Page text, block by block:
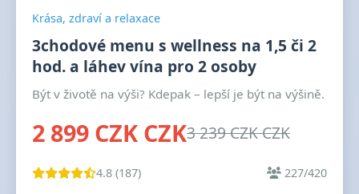
Krása, zdraví a relaxace
3chodové menu s wellness na 1,5 či 2
hod. a láhev vína pro 2 osoby
Být v životě na výši? Kdepak – lepší je být na výšině.
2 899 CZK CZK3 239 CZK CZK
4.8 (187) 227/420